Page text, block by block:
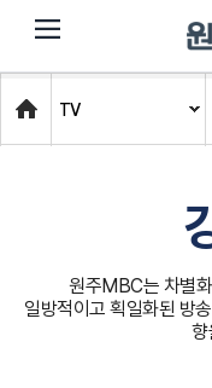
dehaze
Home
TV
원주MBC는 차별
일방적이고 획일화된 방
향